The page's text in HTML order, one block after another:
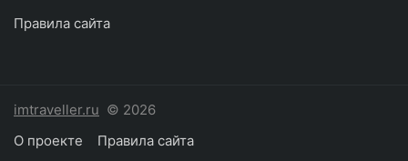
Правила сайта
imtraveller.ru © 2026
О проекте
Правила сайта